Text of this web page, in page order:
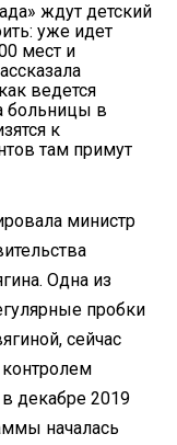
ждут детский
уже идет
мест и
ведется
больницы в
к
там примут
министр
Одна из
пробки
сейчас
контролем
в декабре 2019
началась